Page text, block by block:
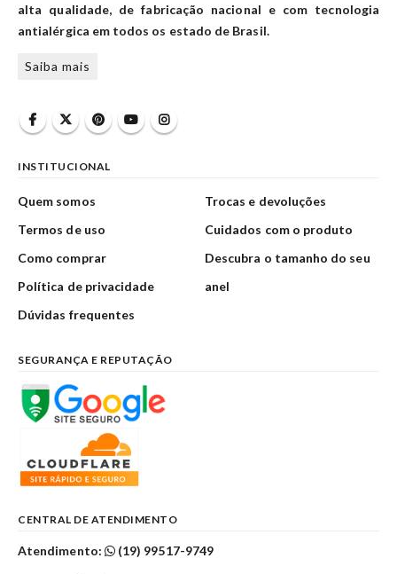
alta qualidade, de fabricação nacional e com tecnologia
antialérgica em todos os estado de Brasil.
Saiba mais
INSTITUCIONAL
Quem somos
Termos de uso
Como comprar
Política de privacidade
Dúvidas frequentes
Trocas e devoluções
Cuidados com o produto
Descubra o tamanho do seu
anel
SEGURANÇA E REPUTAÇÃO
CENTRAL DE ATENDIMENTO
Atendimento: (19) 99517-9749